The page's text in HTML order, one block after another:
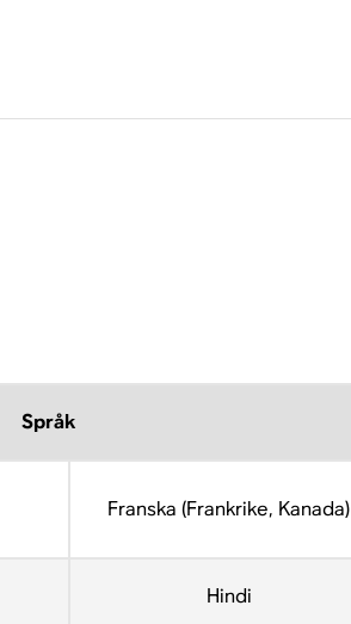
Språk
Franska (Frankrike, Kanada)
Hindi